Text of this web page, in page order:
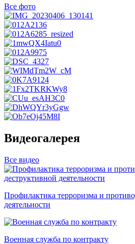
Все фото
Видеогалерея
Все видео
Профилактика терроризма и
деятельности
Военная служба по контракту